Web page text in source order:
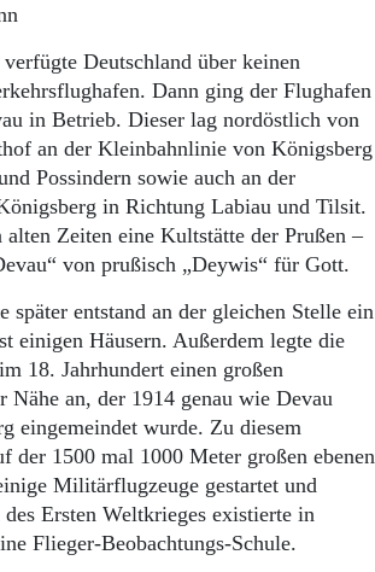
Start
Wer wir sind
Aktuelle Ausgabe
Abonnenten-Login
Abo Prämien
Archiv
Mediadaten
Berlin-Brandenburg
Schlesien
und Westpreußen
Bücher
Kontakt
Impressum
Datenschutz
Deutschland über keinen
Dann ging der Flughafen
in Betrieb. Dieser lag nordöstlich von
an der Kleinbahnlinie von Königsberg
Possindern sowie auch an der
in Richtung Labiau und Tilsit.
Zeiten eine Kultstätte der Prußen –
von prußisch „Deywis“ für Gott.
später entstand an der gleichen Stelle ein
einigen Häusern. Außerdem legte die
18. Jahrhundert einen großen
Nähe an, der 1914 genau wie Devau
eingemeindet wurde. Zu diesem
der 1500 mal 1000 Meter großen ebenen
Militärflugzeuge gestartet und
Ersten Weltkrieges existierte in
Flieger-Beobachtungs-Schule.